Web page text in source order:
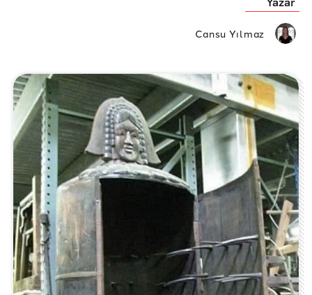
Cansu Yılmaz